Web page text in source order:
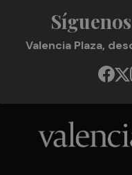
Valencia Plaza,